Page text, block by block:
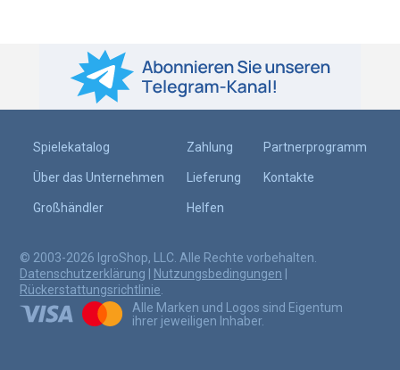
Spielekatalog
Über das Unternehmen
Großhändler
Zahlung
Lieferung
Helfen
Partnerprogramm
Kontakte
© 2003-2026 IgroShop, LLC. Alle Rechte vorbehalten.
Datenschutzerklärung
Nutzungsbedingungen
Rückerstattungsrichtlinie.
Alle Marken und Logos sind Eigentum
ihrer jeweiligen Inhaber.